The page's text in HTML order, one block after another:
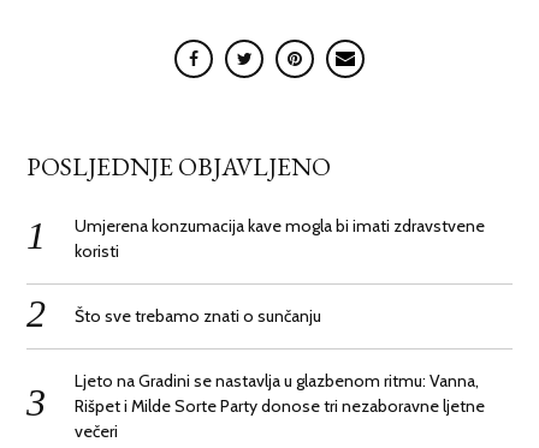
POSLJEDNJE OBJAVLJENO
Umjerena konzumacija kave mogla bi imati zdravstvene
koristi
Što sve trebamo znati o sunčanju
Ljeto na Gradini se nastavlja u glazbenom ritmu: Vanna,
Rišpet i Milde Sorte Party donose tri nezaboravne ljetne
večeri